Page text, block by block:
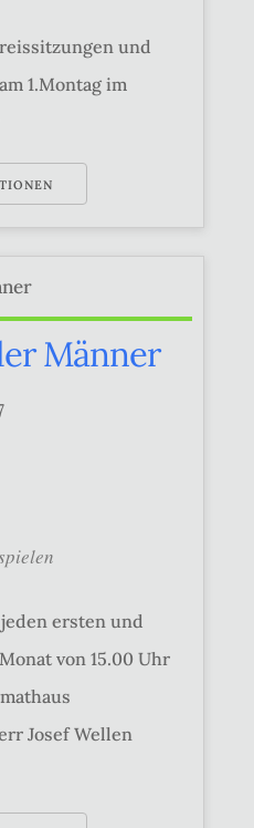
und
1.Montag im
Männer
ersten und
von 15.00 Uhr
Josef Wellen